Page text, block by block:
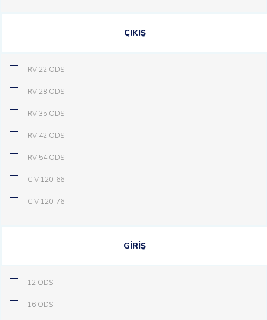
ÇIKIŞ
RV 22 ODS
RV 28 ODS
RV 35 ODS
RV 42 ODS
RV 54 ODS
CIV 120-66
CIV 120-76
GİRİŞ
12 ODS
16 ODS